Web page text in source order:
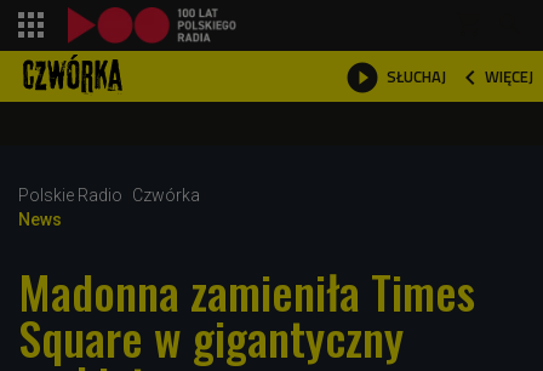
 SŁUCHAJ  WIĘCEJ

Polskie Radio
Czwórka
News
Madonna zamieniła Times
Square w gigantyczny